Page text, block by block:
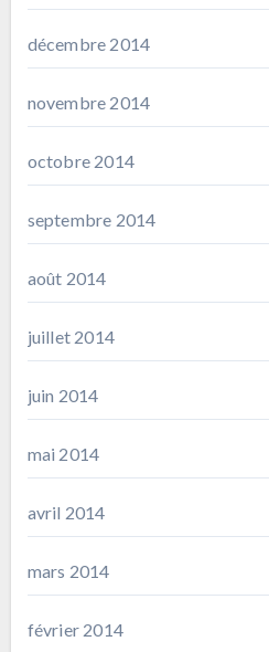
décembre 2014
novembre 2014
octobre 2014
septembre 2014
août 2014
juillet 2014
juin 2014
mai 2014
avril 2014
mars 2014
février 2014